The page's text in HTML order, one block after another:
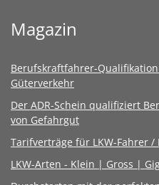
Magazin
Berufskraftfahrer-
Güterverkehr
Der ADR-Schein qualifiziert
von Gefahrgut
Tarifverträge für LKW-Fahrer
LKW-Arten - Klein | Gross |